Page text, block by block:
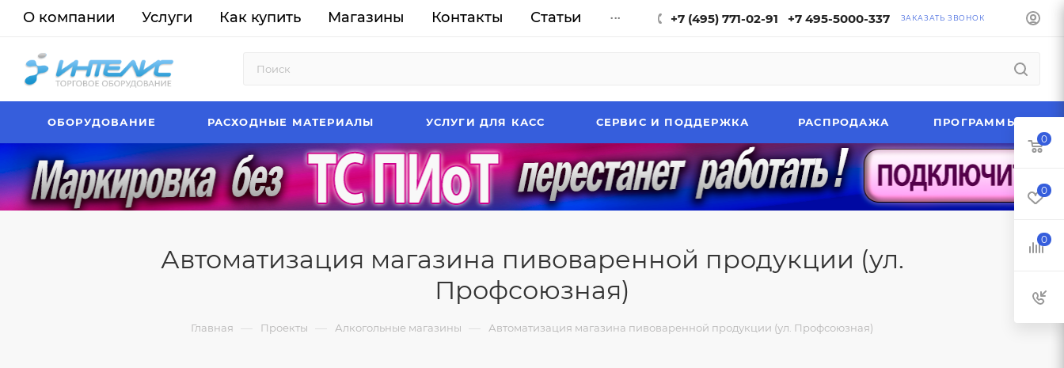
О компании Услуги Как купить Магазины Контакты Статьи ... +7 (495) 771-02-91 +7 495-5000-337 ЗАКАЗАТЬ ЗВОНОК
ОБОРУДОВАНИЕ РАСХОДНЫЕ МАТЕРИАЛЫ УСЛУГИ ДЛЯ КАСС СЕРВИС И ПОДДЕРЖКА РАСПРОДАЖА ПРОГРАММЫ
Автоматизация магазина пивоваренной продукции (ул.
Профсоюзная)
Главная — Проекты — Алкогольные магазины — Автоматизация магазина пивоваренной продукции (ул. Профсоюзная)
0
0
0